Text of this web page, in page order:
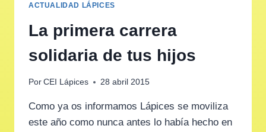
ACTUALIDAD LÁPICES
La primera carrera
solidaria de tus hijos
Por CEI Lápices 28 abril 2015
Como ya os informamos Lápices se moviliza
este año como nunca antes lo había hecho en